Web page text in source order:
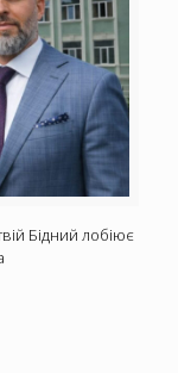
Бідний лобіює